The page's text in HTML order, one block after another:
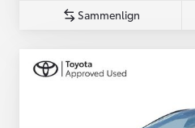
Sammenlign